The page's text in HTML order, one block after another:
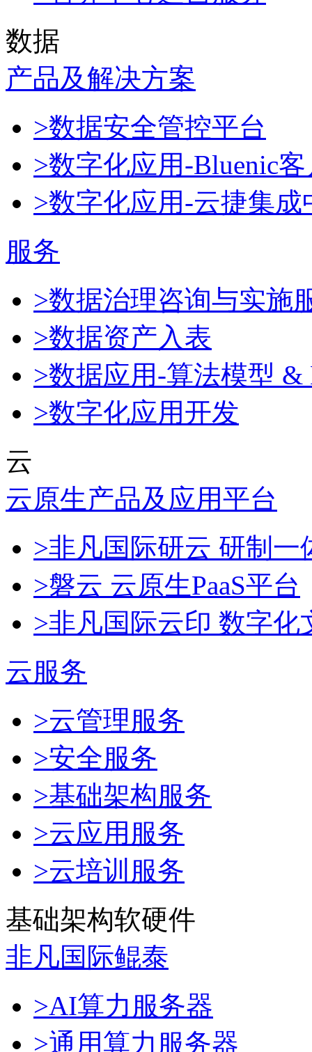
数据
产品及解决方案
>数据安全管控平台
>数字化应用-Bluenic
>数字化应用-云捷集成
服务
>数据治理咨询与实施
>数据资产入表
>数据应用-算法模型 &
>数字化应用开发
云
云原生产品及应用平台
>非凡国际研云 研制
>磐云 云原生PaaS平台
>非凡国际云印 数字化
云服务
>云管理服务
>安全服务
>基础架构服务
>云应用服务
>云培训服务
基础架构软硬件
非凡国际鲲泰
>AI算力服务器
>通用算力服务器